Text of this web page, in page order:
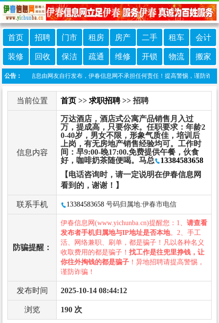
首页 招聘 门市 租房 房产 二手 租车 会计
装修 回收 保洁 疏通 维修 开锁 物流 搬家
公告：
本栏目信息由网友自行发布，伊春信息网不承担任何责任！提高警惕，谨防诈骗
当前位置 首页 >> 求职招聘>> 招聘
信息内容
万达酒店，酒店式公寓产品销售月入过
万，提成高，只要你来。任职要求：年龄2
0-40岁，男女不限，形象气质佳，培训后
上岗，有无房地产销售经验均可。工作时
间：早9:00-晚17:00.免费提供午餐，伙食
好，咖啡奶茶随便喝。马总
13384583658
【电话咨询时，请一定说明在伊春信息网
看到的，谢谢！】
联系手机 13384583658 号码归属地:伊春市电信
防骗提醒：
伊春信息网(www.yichunba.cn)提醒您：1、 请查看
发布者手机归属地与IP地址是否本地。2、手工
活、网络兼职、刷单，都是骗子！凡以各种名义
收取费用的都是骗子！ 找工作是往兜里挣钱，让
你往外掏钱的都是骗子 ！异地招聘请提高警惕，
谨防诈骗！
发布时间 2025-10-14 08:44:12
浏览 190 次